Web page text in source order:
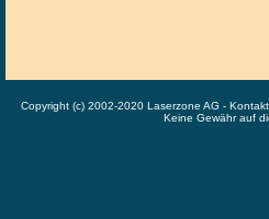
Copyright (c) 2002-2020 Laserzone AG -
Keine Gewähr auf